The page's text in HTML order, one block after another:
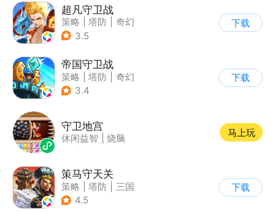
超凡守卫战
策略 塔防
奇幻
| 剧情
3.5
下载
帝国守卫战
策略 塔防
奇幻
| 卡通
3.4
下载
守卫地宫
休闲益智 烧脑
马上玩
策马守天关
策略 塔防
三国
| 写实
4.5
下载